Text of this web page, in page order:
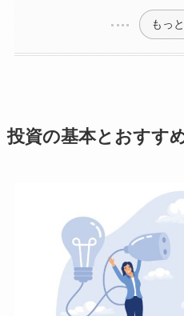
もっ
投資の基本とおすす